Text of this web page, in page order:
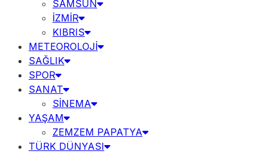
SAMSUN
İZMİR
KIBRIS
METEOROLOJİ
SAĞLIK
SPOR
SANAT
SİNEMA
YAŞAM
ZEMZEM PAPATYA
TÜRK DÜNYASI